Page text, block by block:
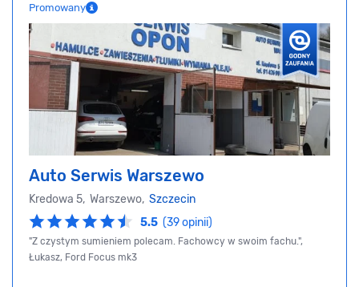
Promowany
Auto Serwis Warszewo
Kredowa 5, Warszewo, Szczecin
5.5 (39 opinii)
"Z czystym sumieniem polecam. Fachowcy w swoim fachu.",
Łukasz, Ford Focus mk3